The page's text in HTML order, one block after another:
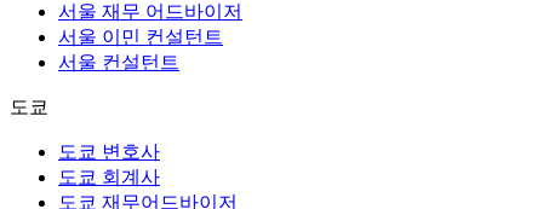
서울 재무 어드바이저
서울 이민 컨설턴트
서울 컨설턴트
도쿄
도쿄 변호사
도쿄 회계사
도쿄 재무어드바이저